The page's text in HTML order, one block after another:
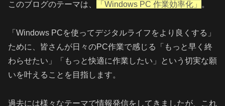
このブログのテーマは、 「Windows PC 作業効率化」 。
「Windows PCを使ってデジタルライフをより良くする」
ために、皆さんが日々のPC作業で感じる「もっと早く終
わらせたい」「もっと快適に作業したい」という切実な願
いを叶えることを目指します。
過去には様々なテーマで情報発信をしてきましたが、これ